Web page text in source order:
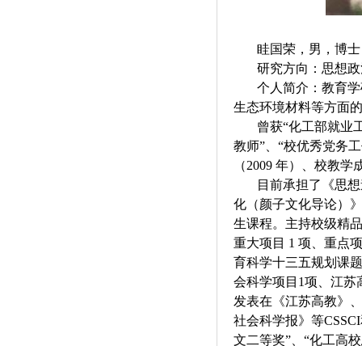
眭国荣，男，博
研究方向：思想
个人简介：教育
生态环境材料等方面
曾获“化工部就业
教师”、“校优秀党务
（2009 年）、校教
目前承担了《思
化（颜子文化导论）
生课程。主持校级精
重大项目 1 项、重点
育科学十三五规划课
会科学项目1项、江苏
发表在《江苏高教》
社会科学报》等
文二等奖”、“化工高